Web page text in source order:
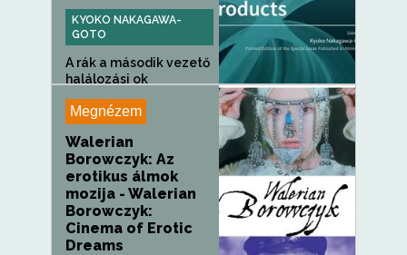
KYOKO NAKAGAWA-
GOTO
A rák a második vezető
halálozási ok
Megnézem
Walerian
Borowczyk: Az
erotikus álmok
mozija - Walerian
Borowczyk:
Cinema of Erotic
Dreams